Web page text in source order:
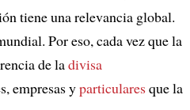
tiene una relevancia global.
Por eso, cada vez que la
de ladivisa
empresas yparticularesque la